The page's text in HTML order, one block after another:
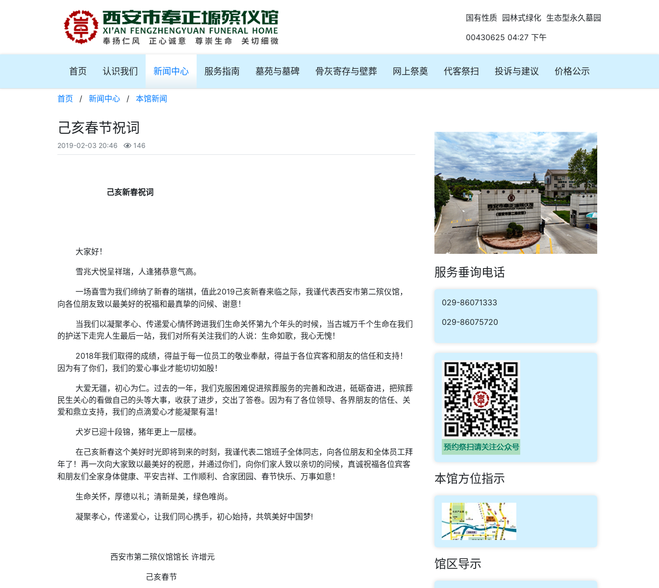
国有性质 园林式绿化 生态型永久墓园
00430625 04:27 下午
首页 认识我们 新闻中心 服务指南 墓苑与墓碑 骨灰寄存与壁葬 网上祭奠 代客祭扫 投诉与建议 价格公示
首页 / 新闻中心 / 本馆新闻
己亥春节祝词
2019-02-03 20:46 146
己亥新春祝词
大家好！
雪兆犬悦呈祥瑞，人逢猪恭意气高。
一场喜雪为我们缔纳了新春的瑞祺，值此2019己亥新春来临之际，我谨代表西安市第二殡仪馆，
向各位朋友致以最美好的祝福和最真挚的问候、谢意！
当我们以凝聚孝心、传递爱心情怀跨进我们生命关怀第九个年头的时候，当古城万千个生命在我们
的护送下走完人生最后一站，我们对所有关注我们的人说：生命如歌，我心无愧！
2018年我们取得的成绩，得益于每一位员工的敬业奉献，得益于各位宾客和朋友的信任和支持！
因为有了你们，我们的爱心事业才能切切如殷！
大爱无疆，初心为仁。过去的一年，我们克服困难促进殡葬服务的完善和改进，砥砺奋进，把殡葬
民生关心的看做自己的头等大事，收获了进步，交出了答卷。因为有了各位领导、各界朋友的信任、关
爱和鼎立支持，我们的点滴爱心才能凝聚有温！
犬岁已迎十段锦，猪年更上一层楼。
在己亥新春这个美好时光即将到来的时刻，我谨代表二馆班子全体同志，向各位朋友和全体员工拜
年了！再一次向大家致以最美好的祝愿，并通过你们，向你们家人致以亲切的问候，真诚祝福各位宾客
和朋友们全家身体健康、平安吉祥、工作顺利、合家团园、春节快乐、万事如意！
生命关怀，厚德以礼；清新是美，绿色唯尚。
凝聚孝心，传递爱心，让我们同心携手，初心始持，共筑美好中国梦!
西安市第二殡仪馆馆长 许增元
己亥春节
服务垂询电话
029-86071333
029-86075720
本馆方位指示
馆区导示